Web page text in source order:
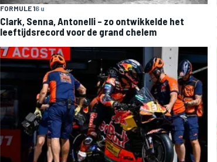
MEER RACEKLASSEN
FORMULE 16 u
Clark, Senna, Antonelli – zo ontwikkelde het
leeftijdsrecord voor de grand chelem